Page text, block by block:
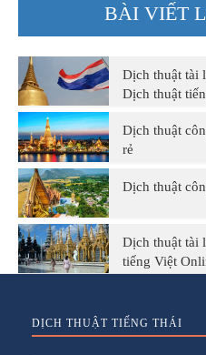
BÀI VIẾT
Dịch thuật tài
Dịch thuật
Dịch thuật
rẻ
Dịch thuật
Dịch thuật tài
tiếng Việt
DỊCH THUẬT TIẾNG THÁI